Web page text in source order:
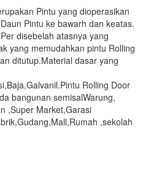
Pintu yang dioperasikan
Pintu ke bawarh dan keatas.
disebelah atasnya yang
yang memudahkan pintu Rolling
ditutup.Material dasar yang
Rolling Door
bangunan semisalWarung,
,Super Market,Garasi
,sekolah